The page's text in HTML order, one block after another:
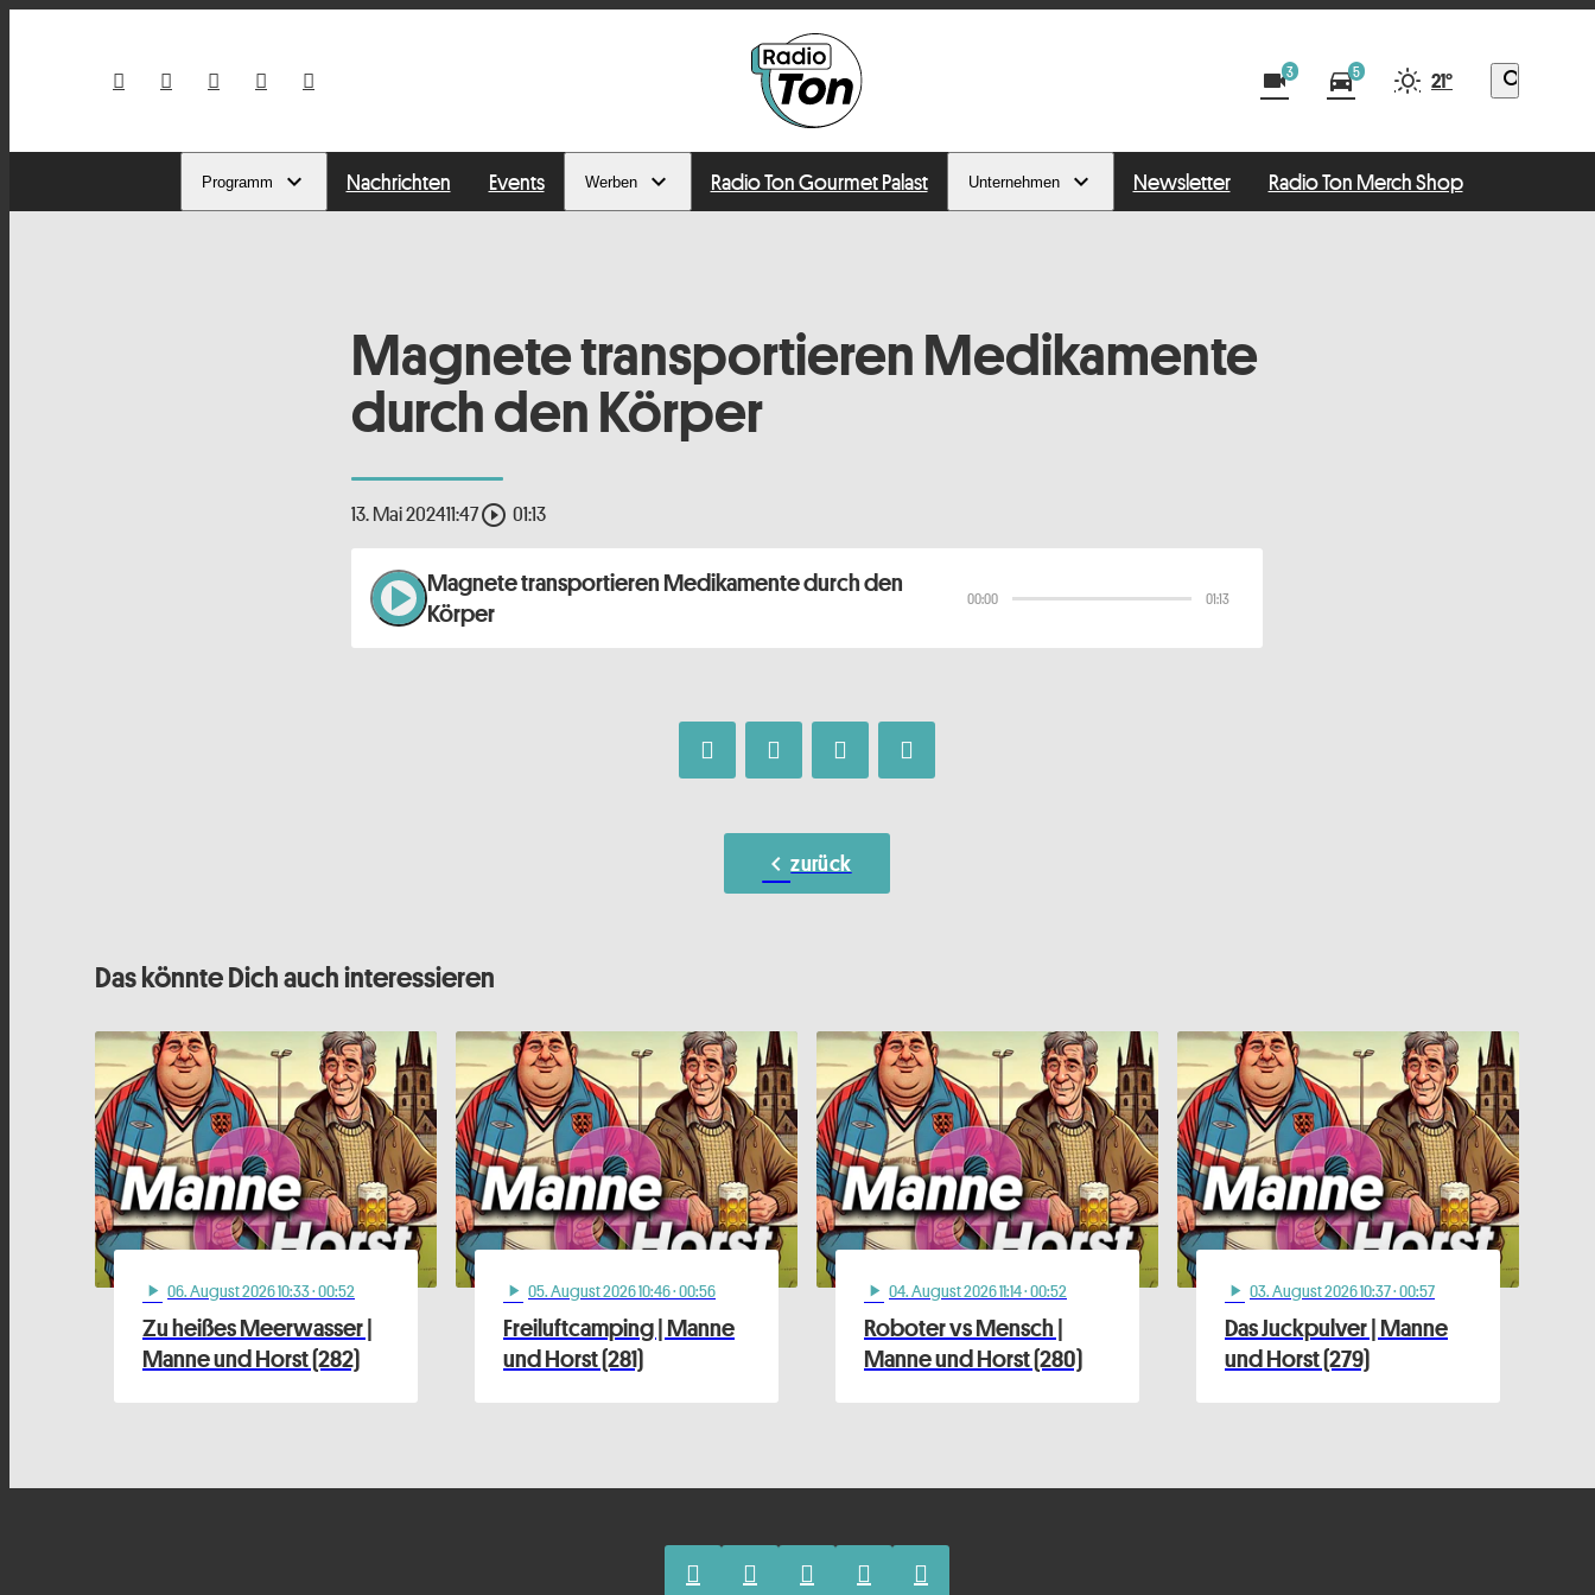
videocam3 directions_car5 21° search
Programm Nachrichten Events Werben Radio Ton Gourmet Palast Unternehmen Newsletter Radio Ton Merch Shop
Magnete transportieren Medikamente
durch den Körper
13. Mai 202411:47play_circle_outline 01:13
play_arrow Magnete transportieren Medikamente durch den
Körper
00:00 01:13
chevron_leftzurück
Das könnte Dich auch interessieren
play_arrow 06. August 2026 10:33· 00:52
Zu heißes Meerwasser |
Manne und Horst (282)
play_arrow 05. August 2026 10:46· 00:56
Freiluftcamping | Manne
und Horst (281)
play_arrow 04. August 2026 11:14· 00:52
Roboter vs Mensch |
Manne und Horst (280)
play_arrow 03. August 2026 10:37· 00:57
Das Juckpulver | Manne
und Horst (279)